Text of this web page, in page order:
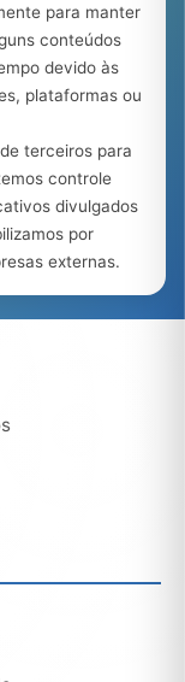
para manter
conteúdos
devido às
plataformas ou
terceiros para
controle
divulgados
por
externas.